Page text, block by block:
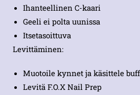
Ihanteellinen C-kaari
Geeli ei polta uunissa
Itsetasoittuva
Levittäminen:
Muotoile kynnet ja käsittele
Levitä F.O.X Nail Prep